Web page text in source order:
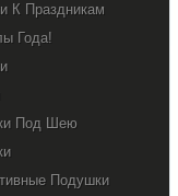
К Праздникам
Года!
Под Шею
Подушки